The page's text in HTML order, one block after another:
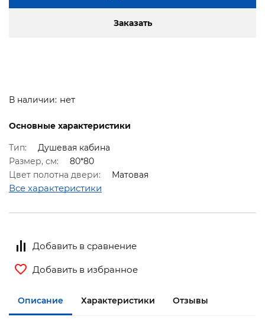
Заказать
В наличии: нет
Основные характеристики
Тип:
Душевая кабина
Размер, см:
80*80
Цвет полотна двери:
Матовая
Все характеристики
Добавить в сравнение
Добавить в избранное
Описание Характеристики Отзывы